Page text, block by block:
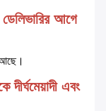
আগে
এবং